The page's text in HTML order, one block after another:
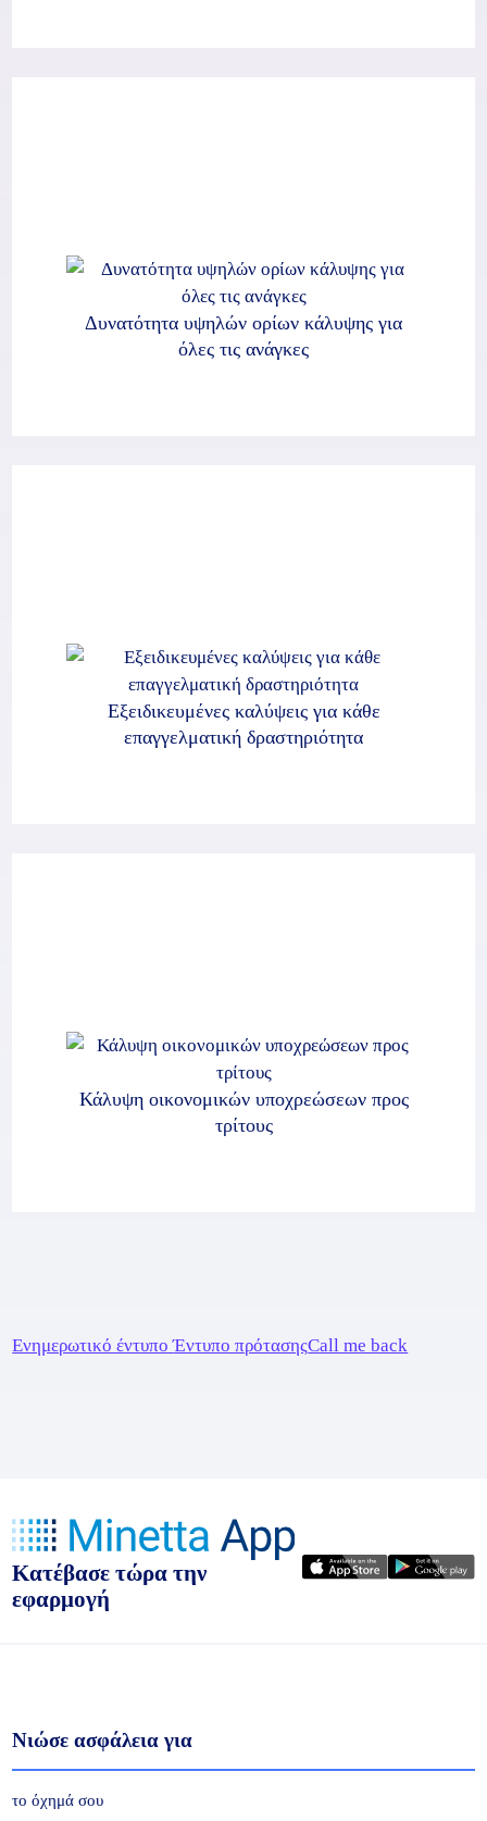
Δυνατότητα υψηλών ορίων κάλυψης για
όλες τις ανάγκες
Εξειδικευμένες καλύψεις για κάθε
επαγγελματική δραστηριότητα
Κάλυψη οικονομικών υποχρεώσεων προς
τρίτους
Ενημερωτικό έντυποΈντυπο πρότασηςCall me back
Κατέβασε τώρα την
εφαρμογή
Νιώσε ασφάλεια για
το όχημά σου